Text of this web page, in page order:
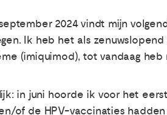
2024 vindt mijn
Ik heb het als
(imiquimod), tot vandaag
in juni hoorde ik voor het
of de HPV-vaccinaties